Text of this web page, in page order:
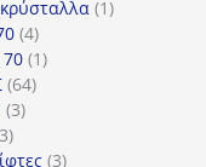
προϊόντα
11
44
προϊόντα
70 11
6464
33
33
προϊόντα
33